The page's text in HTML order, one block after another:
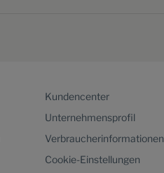
Kundencenter
Unternehmensprofil
Verbraucherinformationen
Cookie-Einstellungen